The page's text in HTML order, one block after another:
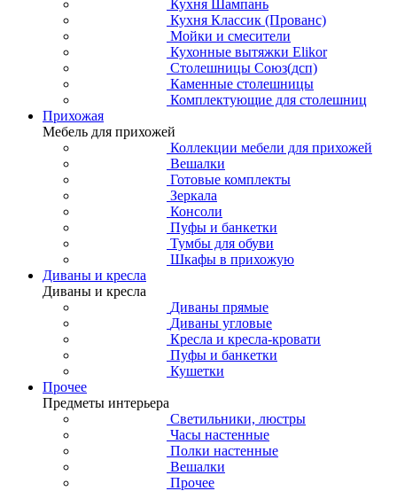
Кухня Шампань
Кухня Классик (Прованс)
Мойки и смесители
Кухонные вытяжки Elikor
Столешницы Союз(дсп)
Каменные столешницы
Комплектующие для столешниц
Прихожая
Мебель для прихожей
Коллекции мебели для прихожей
Вешалки
Готовые комплекты
Зеркала
Консоли
Пуфы и банкетки
Тумбы для обуви
Шкафы в прихожую
Диваны и кресла
Диваны и кресла
Диваны прямые
Диваны угловые
Кресла и кресла-кровати
Пуфы и банкетки
Кушетки
Прочее
Предметы интерьера
Светильники, люстры
Часы настенные
Полки настенные
Вешалки
Прочее